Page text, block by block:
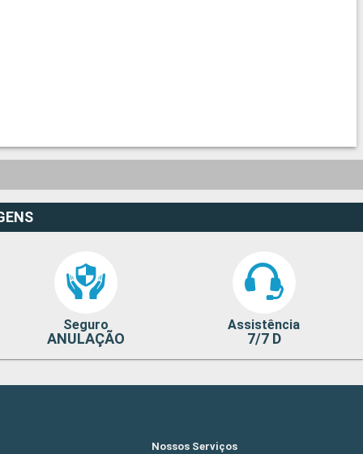
Seguro
ANULAÇÃO
Assistência
7/7 D
Nossos Serviços